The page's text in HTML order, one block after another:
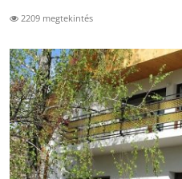
2209 megtekintés